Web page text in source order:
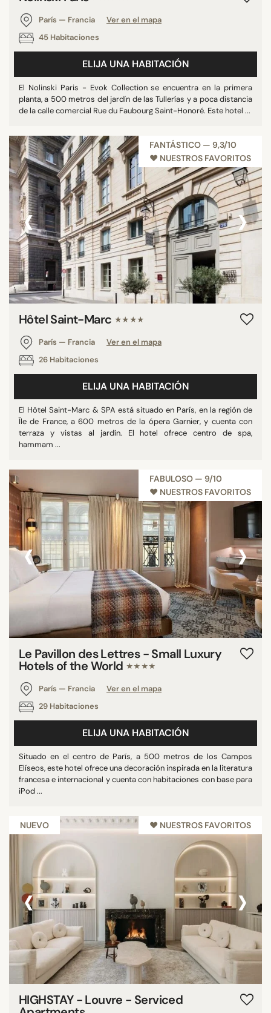
París — Francia
Ver en el mapa
45 Habitaciones
ELIJA UNA HABITACIÓN
El Nolinski Paris - Evok Collection se encuentra en la primera
planta, a 500 metros del jardín de las Tullerías y a poca distancia
de la calle comercial Rue du Faubourg Saint-Honoré. Este hotel ...
FANTÁSTICO — 9,3/10
♥︎ NUESTROS FAVORITOS
‹ ›
Hôtel Saint-Marc ★★★★
París — Francia
Ver en el mapa
26 Habitaciones
ELIJA UNA HABITACIÓN
El Hôtel Saint-Marc & SPA está situado en París, en la región de
Île de France, a 600 metros de la ópera Garnier, y cuenta con
terraza y vistas al jardín. El hotel ofrece centro de spa,
hammam ...
FABULOSO — 9/10
♥︎ NUESTROS FAVORITOS
‹ ›
Le Pavillon des Lettres - Small Luxury
Hotels of the World ★★★★
París — Francia
Ver en el mapa
29 Habitaciones
ELIJA UNA HABITACIÓN
Situado en el centro de París, a 500 metros de los Campos
Elíseos, este hotel ofrece una decoración inspirada en la literatura
francesa e internacional y cuenta con habitaciones con base para
iPod ...
NUEVO ♥︎ NUESTROS FAVORITOS
‹ ›
HIGHSTAY - Louvre - Serviced